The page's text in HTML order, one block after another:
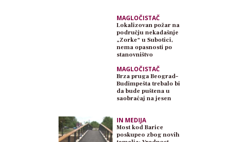
MAGLOČISTAČ
Lokalizovan požar na
području nekadašnje
„Zorke“ u Subotici,
nema opasnosti po
stanovništvo
MAGLOČISTAČ
Brza pruga Beograd–
Budimpešta trebalo bi
da bude puštena u
saobraćaj na jesen
IN MEDIJA
Most kod Barice
poskupeo zbog novih